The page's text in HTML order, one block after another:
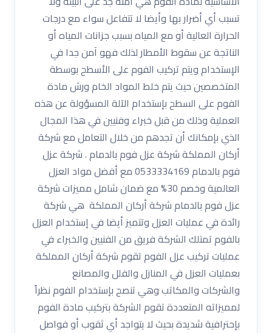
تسبب أي أضرار بها وأيضا لا تتفاعل سواء مع درجات
الحرارة العالية أو مع المياه بسبب جزانات المياه أو
الناتجة عن سقوط الأمطار لذلك فهو آمن جدا في
الإستخدام ويتم تركيب الفوم على الأسطح بوسطة
المتخصصين حيث يتم خلط المواد الخام ورش مادة
الفوم على السطح بإستخدام الآلة المسؤولة عن هذه
العملية وذلك من قبل خبراء وفنيين في هذا المجال
الذي بإمكانك أن تجدهم من خلال التعامل مع شركة
أركان المملكة شركة عزل فوم بالدمام . شركة عزل
فوم بالدمام 0533334169 مع أفضل مواد العزل
العالمية وخصم 30% مع ضمان شامل مميزات شركة
عزل فوم بالدمام شركة أركان المملكة هي شركة
رائدة في عمليات العزل وتتميز أيضا في إستخدام العزل
بالفوم تمتلك الشركة فريق من الفنيين والخبراء في
عمليات تركيب عزل الفوم تقوم شركة أركان المملكة
بعمليات العزل في المنازل والفلل والمصانع
والشركات والمكاتب وهي تنصح بإستخدام الفوم نظراً
لمميزاته المتعددة تقوم الشركة بتركيب مادة الفوم
بإحترافية شديدة بحيث لا يتواجد أي ثقوب أو فواصل